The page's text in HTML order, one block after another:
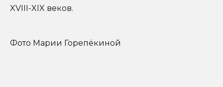
XVIII-XIX веков.
Фото Марии Горепёкиной